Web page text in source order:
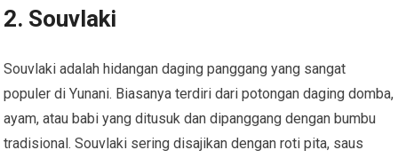
2. Souvlaki
Souvlaki adalah hidangan daging panggang yang sangat
populer di Yunani. Biasanya terdiri dari potongan daging domba,
ayam, atau babi yang ditusuk dan dipanggang dengan bumbu
tradisional. Souvlaki sering disajikan dengan roti pita, saus